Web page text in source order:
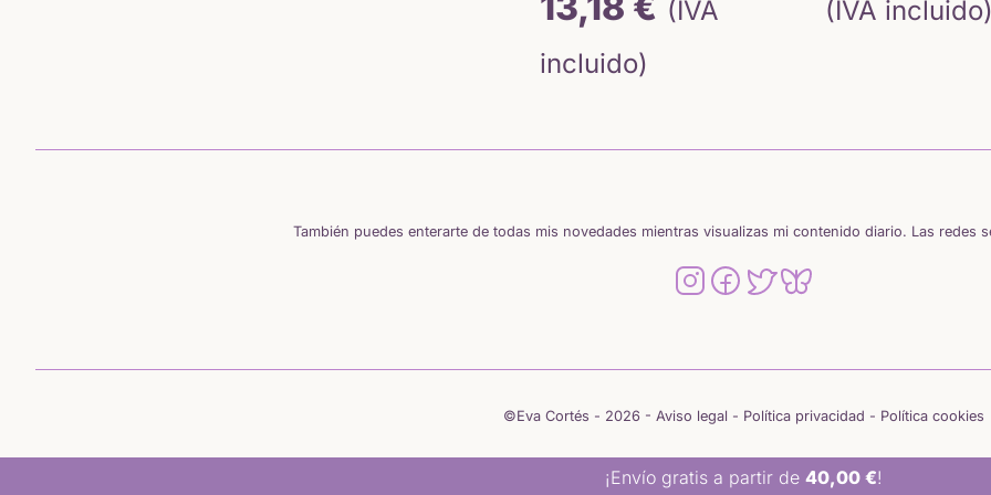
15,50 €.
es:
13,18 €.
(IVA
incluido)
(IVA incluido)
También puedes enterarte de todas mis novedades mientras visualizas mi contenido diario. Las redes
©Eva Cortés - 2026 - Aviso legal - Política privacidad - Política cookies
¡Envío gratis a partir de 40,00 €!